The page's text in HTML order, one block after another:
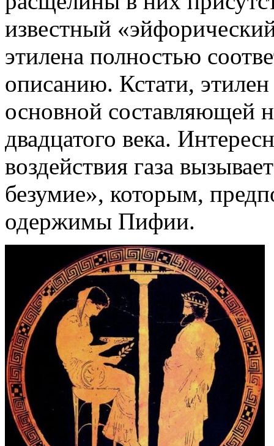
известный
этилена полностью
описанию. Кстати, этилен
основной составляющей
двадцатого века.
воздействия газа
безумие», которым,
одержимы Пифии.